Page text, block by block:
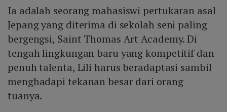
Ia adalah seorang mahasiswi pertukaran asal
Jepang yang diterima di sekolah seni paling
bergengsi, Saint Thomas Art Academy. Di
tengah lingkungan baru yang kompetitif dan
penuh talenta, Lili harus beradaptasi sambil
menghadapi tekanan besar dari orang
tuanya.